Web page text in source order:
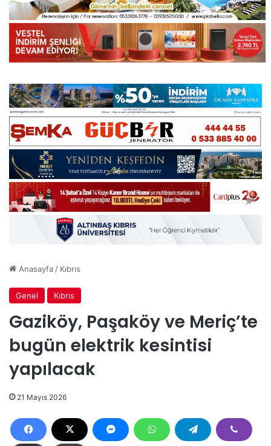
Anasayfa / Kıbrıs
Genel Kıbrıs
Gaziköy, Paşaköy ve Meriç’te
bugün elektrik kesintisi
yapılacak
21 Mayıs 2026